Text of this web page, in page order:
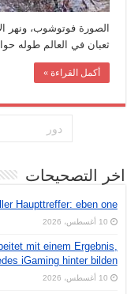
الصورة فوتوشوب، ونهر
ثعبان في العالم طوله حوالي
أكمل القراءة »
اخر التصحيحات
Haupttreffer: eben one. �
10 أغسطس، 2026
mit einem Ergebnis,
iGaming hinter bilden
10 أغسطس، 2026